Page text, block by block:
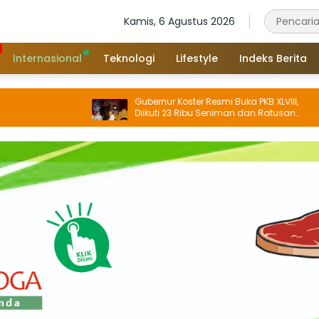
Kamis, 6 Agustus 2026
Internasional Teknologi Lifestyle Indeks Berita
Gubernur Koster Resmi Buka PKB XLVIII,
Diikuti 23 Ribu Seniman dan Ratusan
Sekaa, IKM/UMKM Digratiskan